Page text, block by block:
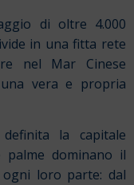
di oltre 4.000
in una fitta rete
nel Mar Cinese
vera e propria
la capitale
palme dominano il
loro parte: dal